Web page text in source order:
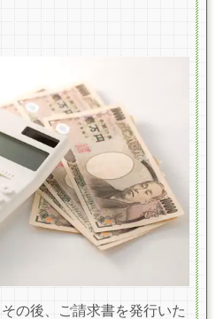
の後、ご請求書を発行いた